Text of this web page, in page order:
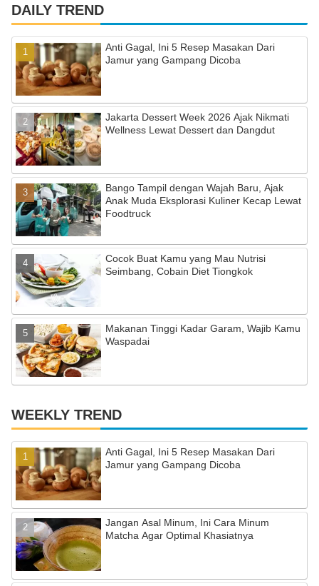
c
e
b
o
o
k
a
gr
a
m
u
T
u
b
e
C
h
a
n
n
el
DAILY TREND
Anti Gagal, Ini 5 Resep Masakan Dari
Jamur yang Gampang Dicoba
Jakarta Dessert Week 2026 Ajak Nikmati
Wellness Lewat Dessert dan Dangdut
Bango Tampil dengan Wajah Baru, Ajak
Anak Muda Eksplorasi Kuliner Kecap Lewat
Foodtruck
Cocok Buat Kamu yang Mau Nutrisi
Seimbang, Cobain Diet Tiongkok
Makanan Tinggi Kadar Garam, Wajib Kamu
Waspadai
WEEKLY TREND
Anti Gagal, Ini 5 Resep Masakan Dari
Jamur yang Gampang Dicoba
Jangan Asal Minum, Ini Cara Minum
Matcha Agar Optimal Khasiatnya